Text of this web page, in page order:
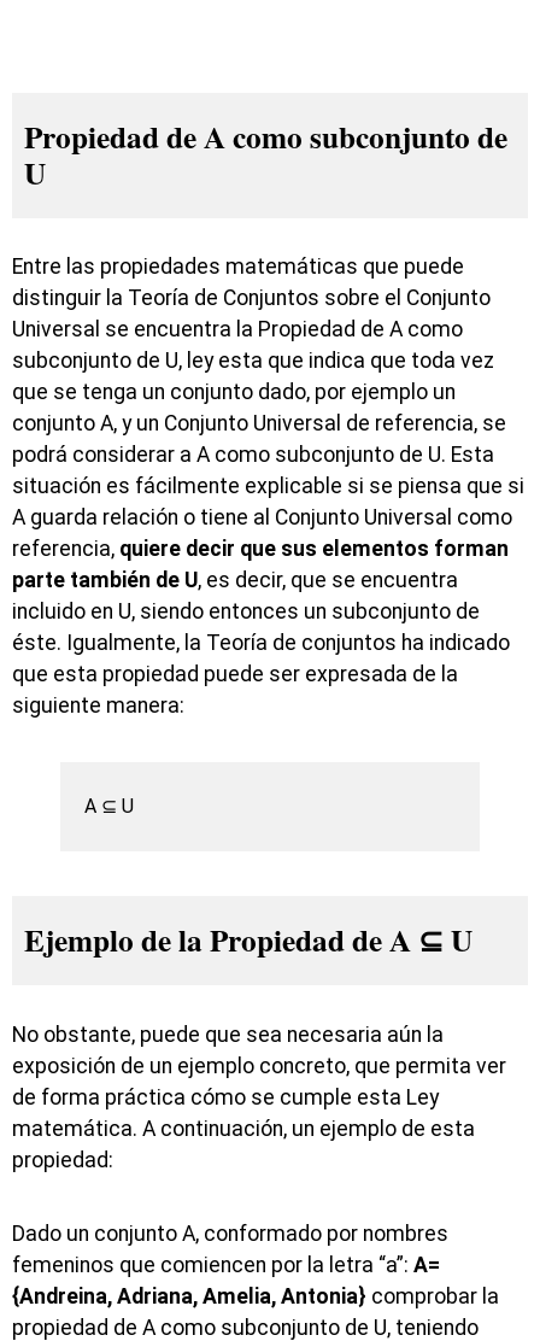
Propiedad de A como subconjunto de
U
Entre las propiedades matemáticas que puede
distinguir la Teoría de Conjuntos sobre el Conjunto
Universal se encuentra la Propiedad de A como
subconjunto de U, ley esta que indica que toda vez
que se tenga un conjunto dado, por ejemplo un
conjunto A, y un Conjunto Universal de referencia, se
podrá considerar a A como subconjunto de U. Esta
situación es fácilmente explicable si se piensa que si
A guarda relación o tiene al Conjunto Universal como
referencia, quiere decir que sus elementos forman
parte también de U, es decir, que se encuentra
incluido en U, siendo entonces un subconjunto de
éste. Igualmente, la Teoría de conjuntos ha indicado
que esta propiedad puede ser expresada de la
siguiente manera:
A ⊆ U
Ejemplo de la Propiedad de A ⊆ U
No obstante, puede que sea necesaria aún la
exposición de un ejemplo concreto, que permita ver
de forma práctica cómo se cumple esta Ley
matemática. A continuación, un ejemplo de esta
propiedad:
Dado un conjunto A, conformado por nombres
femeninos que comiencen por la letra “a”: A=
{Andreina, Adriana, Amelia, Antonia} comprobar la
propiedad de A como subconjunto de U, teniendo